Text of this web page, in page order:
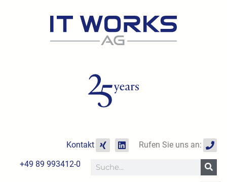
Kontakt
X
i
g
L
i
k
Rufen Sie uns an:
P
h
o
n
e
+49 89 993412-0 Suche